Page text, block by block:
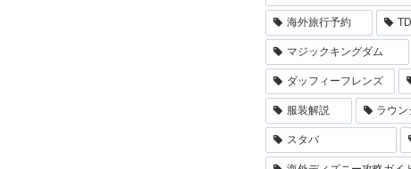
海外旅行予約
マジックキングダム
ダッフィーフレンズ
服装解説 ラウン
スタバ